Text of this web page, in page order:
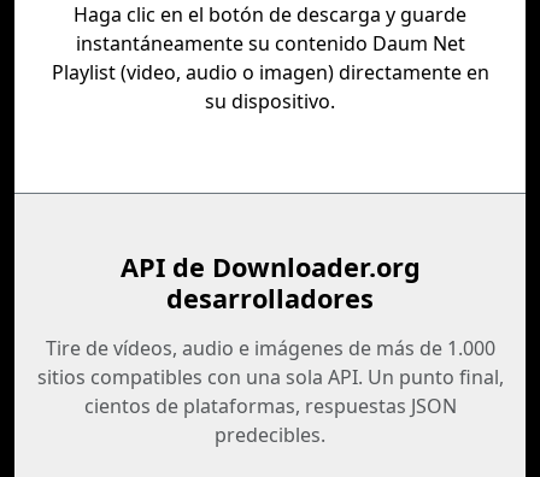
Haga clic en el botón de descarga y guarde
instantáneamente su contenido Daum Net
Playlist (video, audio o imagen) directamente en
su dispositivo.
API de Downloader.org
desarrolladores
Tire de vídeos, audio e imágenes de más de 1.000
sitios compatibles con una sola API. Un punto final,
cientos de plataformas, respuestas JSON
predecibles.